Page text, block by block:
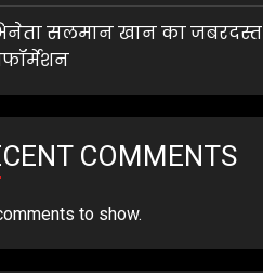
सलमान खान का जबरदस्त
COMMENTS
to show.